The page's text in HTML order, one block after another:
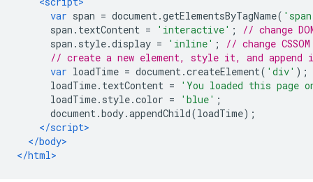
var span = document.getElementsByTagName(
span . textContent = 'interactive' ;
// change
span . style.display = 'inline' ;
// change
// create a new element, style it, and append
var loadTime = document.createElement( 'div' );
loadTime. textContent =
'You loaded this page
loadTime. style.color = 'blue' ;
document.body.appendChild(loadTime);
</script>
</body>
</html>